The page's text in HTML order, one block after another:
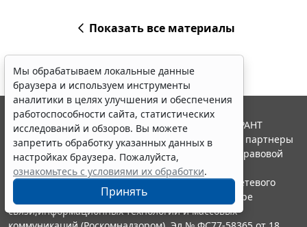
Показать все материалы
Мы обрабатываем локальные данные
браузера и используем инструменты
аналитики в целях улучшения и обеспечения
работоспособности сайта, статистических
исследований и обзоров. Вы можете
запретить обработку указанных данных в
настройках браузера. Пожалуйста,
ознакомьтесь с условиями их обработки.
Принять
© ООО "НПП "ГАРАНТ-СЕРВИС", 2026. Система ГАРАНТ
выпускается с 1990 года. Компания "Гарант" и ее партнеры
являются участниками Российской ассоциации правовой
информации ГАРАНТ.
Портал ГАРАНТ.РУ зарегистрирован в качестве сетевого
издания Федеральной службой по надзору в сфере
связи,информационных технологий и массовых